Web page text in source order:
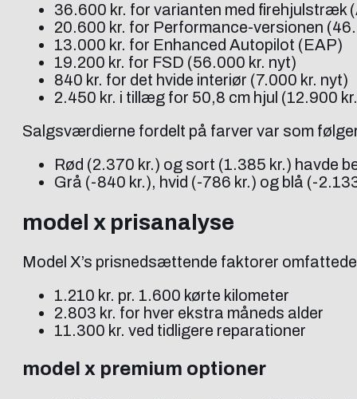
36.600 kr. for varianten med firehjulstræk
20.600 kr. for Performance-versionen
13.000 kr. for Enhanced Autopilot (EAP)
19.200 kr. for FSD (56.000 kr. nyt)
840 kr. for det hvide interiør (7.000 kr. nyt)
2.450 kr. i tillæg for 50,8 cm hjul (12.900
Salgsværdierne fordelt på farver var som
Rød (2.370 kr.) og sort (1.385 kr.) havde
Grå (-840 kr.), hvid (-786 kr.) og blå (-
model x prisanalyse
Model X’s prisnedsættende faktorer
1.210 kr. pr. 1.600 kørte kilometer
2.803 kr. for hver ekstra måneds alder
11.300 kr. ved tidligere reparationer
model x premium optioner